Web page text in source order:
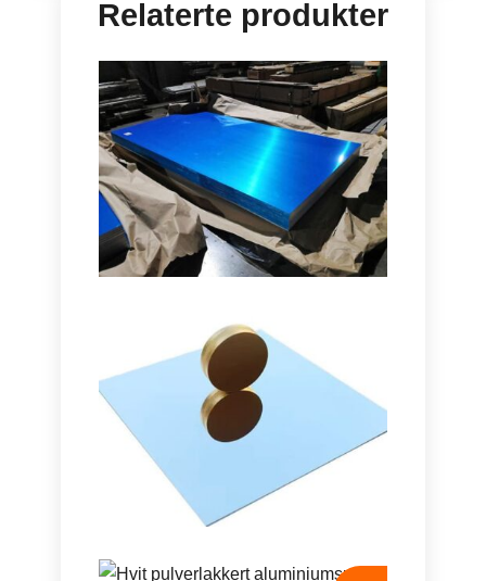
Relaterte produkter
Marine Karakter 5086
H116 Aluminiumsplate
Lær hvordan marine karakterer 5086
H116 aluminiumsplate gir enestående
ytelse i skrog, dekk, og offshoreutstyr
med en bevist styrkebalanse, varighet,
og lett design.
Speilark I Aluminium Med